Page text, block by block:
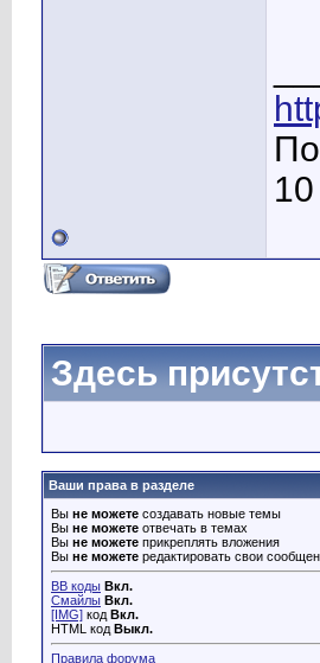
Здесь
Ваши права в разделе
Вы не можете создавать новые темы
Вы не можете отвечать в темах
Вы не можете прикреплять вложения
Вы не можете редактировать свои
BB коды Вкл.
Смайлы Вкл.
[IMG] код Вкл.
HTML код Выкл.
Правила форума